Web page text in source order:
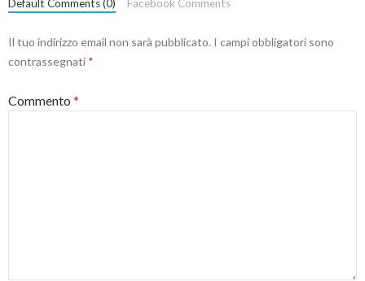
Default Comments (0) Facebook Comments
Il tuo indirizzo email non sarà pubblicato. I campi obbligatori sono
contrassegnati *
Commento *